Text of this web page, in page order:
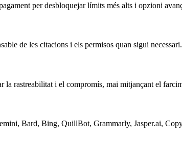
per desbloquejar límits més alts i opzioni
de les citacions i els permisos quan sigui necessari.
la rastreabilitat i el compromís, mai mitjançant el
Bard, Bing, QuillBot, Grammarly, Jasper.ai,